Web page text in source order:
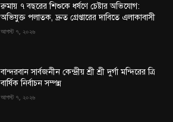
রুমায় ৭ বছরের শিশুকে ধর্ষণে চেষ্টার অভিযোগ:
অভিযুক্ত পলাতক, দ্রুত গ্রেপ্তারের দাবিতে এলাকাবাসী
আগস্ট ৭, ২০২৬
বান্দরবান সার্বজনীন কেন্দ্রীয় শ্রী শ্রী দুর্গা মন্দিরের ত্রি
বার্ষিক নির্বাচন সম্পন্ন
আগস্ট ৭, ২০২৬